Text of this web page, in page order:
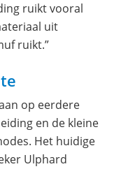
ruikt vooral
uit
ruikt.”
op eerdere
en de kleine
Het huidige
Ulphard